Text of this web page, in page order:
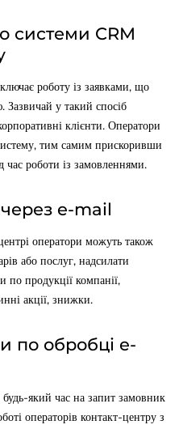
системи CRM
роботу із заявками, що
у такий спосіб
клієнти. Оператори
тим самим прискоривши
час роботи із замовленнями.
e-mail
оператори можуть також
або послуг, надсилати
по продукції компанії,
акції, знижки.
по обробці e-
який час на запит замовник
операторів контакт-центру з